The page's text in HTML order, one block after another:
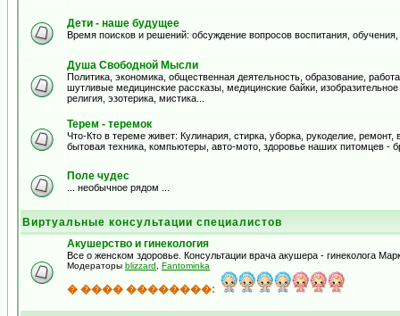
Дети - наше будущее
Время поисков и решений: обсуждение вопросов воспитания,
Душа Свободной Мысли
Политика, экономика, общественная деятельность, образование,
шутливые медицинские рассказы, медицинские байки,
религия, эзотерика, мистика...
Терем - теремок
Что-Кто в тереме живет: Кулинария, стирка, уборка, рукоделие,
бытовая техника, компьютеры, авто-мото, здоровье наших питомцев -
Поле чудес
... необычное рядом ...
Виртуальные консультации специалистов
Акушерство и гинекология
Все о женском здоровье. Консультации врача акушера - гинеколога
Модераторы blizzard Fantominka
� ���� ��������: